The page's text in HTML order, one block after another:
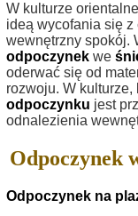
W kulturze
ideą wycofania się z
wewnętrzny spokój.
odpoczynek we
oderwać się od
rozwoju. W
odpoczynku jest
odnalezienia
Odpoczynek
Odpoczynek na